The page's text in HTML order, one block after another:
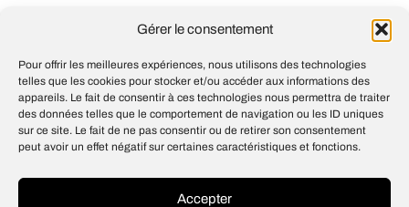
Gérer le consentement
Pour offrir les meilleures expériences, nous utilisons des technologies
telles que les cookies pour stocker et/ou accéder aux informations des
appareils. Le fait de consentir à ces technologies nous permettra de traiter
des données telles que le comportement de navigation ou les ID uniques
sur ce site. Le fait de ne pas consentir ou de retirer son consentement
peut avoir un effet négatif sur certaines caractéristiques et fonctions.
Accepter